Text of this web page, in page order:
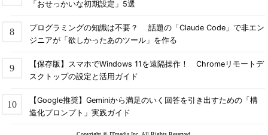
「おせっかいな初期設定」5選
プログラミングの知識は不要？ 話題の「Claude Code」で非エン
ジニアが「欲しかったあのツール」を作る
【保存版】スマホでWindows 11を遠隔操作！ Chromeリモートデ
スクトップの設定と活用ガイド
【Google推奨】Geminiから満足のいく回答を引き出すための「構
造化プロンプト」実践ガイド